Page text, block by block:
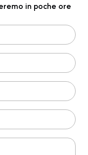
in poche ore